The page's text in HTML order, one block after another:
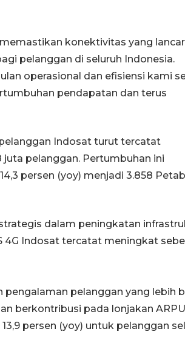
konektivitas yang
pelanggan di seluruh Indonesia.
operasional dan efisiensi kami
pendapatan dan terus
Indosat turut tercatat
juta pelanggan. Pertumbuhan ini
persen (yoy) menjadi 3.858
dalam peningkatan
4G Indosat tercatat meningkat
pelanggan yang lebih
berkontribusi pada lonjakan ARPU
persen (yoy) untuk pelanggan
2026
12 May 2026 15:06 WIB